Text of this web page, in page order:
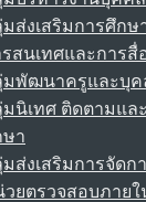
ส่งเสริมการศึกษ
สนเทศและการสื่
มพัฒนาครูและบุค
มนิเทศ ติดตามแล
า
ส่งเสริมการจัดก
วยตรวจสอบภายใ